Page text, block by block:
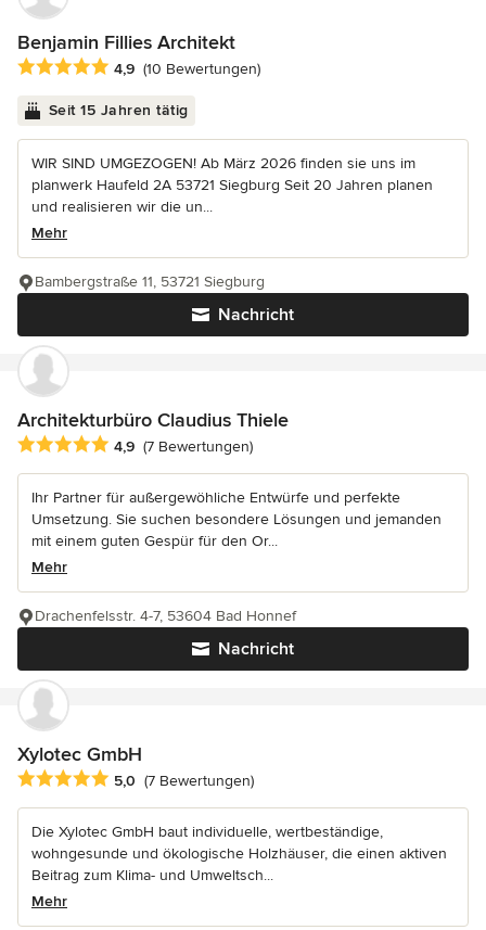
Benjamin Fillies Architekt
Durchschnittliche Bewertung: 4.9 von 5 Sternen
4,9 (10 Bewertungen)
Seit 15 Jahren tätig
WIR SIND UMGEZOGEN! Ab März 2026 finden sie uns im
planwerk Haufeld 2A 53721 Siegburg Seit 20 Jahren planen
und realisieren wir die un...
Mehr
Nachricht
Bambergstraße 11, 53721 Siegburg
Architekturbüro Claudius Thiele
Durchschnittliche Bewertung: 4.9 von 5 Sternen
4,9 (7 Bewertungen)
Ihr Partner für außergewöhliche Entwürfe und perfekte
Umsetzung. Sie suchen besondere Lösungen und jemanden
mit einem guten Gespür für den Or...
Mehr
Nachricht
Drachenfelsstr. 4-7, 53604 Bad Honnef
Xylotec GmbH
Durchschnittliche Bewertung: 5 von 5 Sternen
5,0 (7 Bewertungen)
Die Xylotec GmbH baut individuelle, wertbeständige,
wohngesunde und ökologische Holzhäuser, die einen aktiven
Beitrag zum Klima- und Umweltsch...
Mehr